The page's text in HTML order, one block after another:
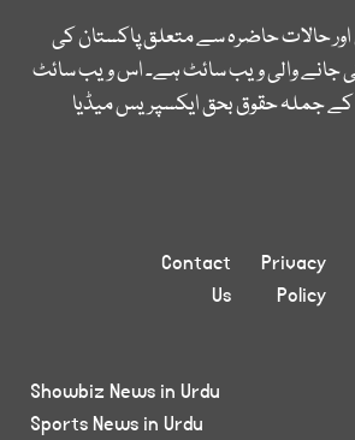
حالات حاضرہ سے متعلق پاکستان کی
جانے والی ویب سائٹ ہے۔ اس ویب سائٹ
کے جملہ حقوق بحق ایکسپریس میڈیا
Privacy
Policy
Contact
Us
Showbiz News in Urdu
Sports News in Urdu